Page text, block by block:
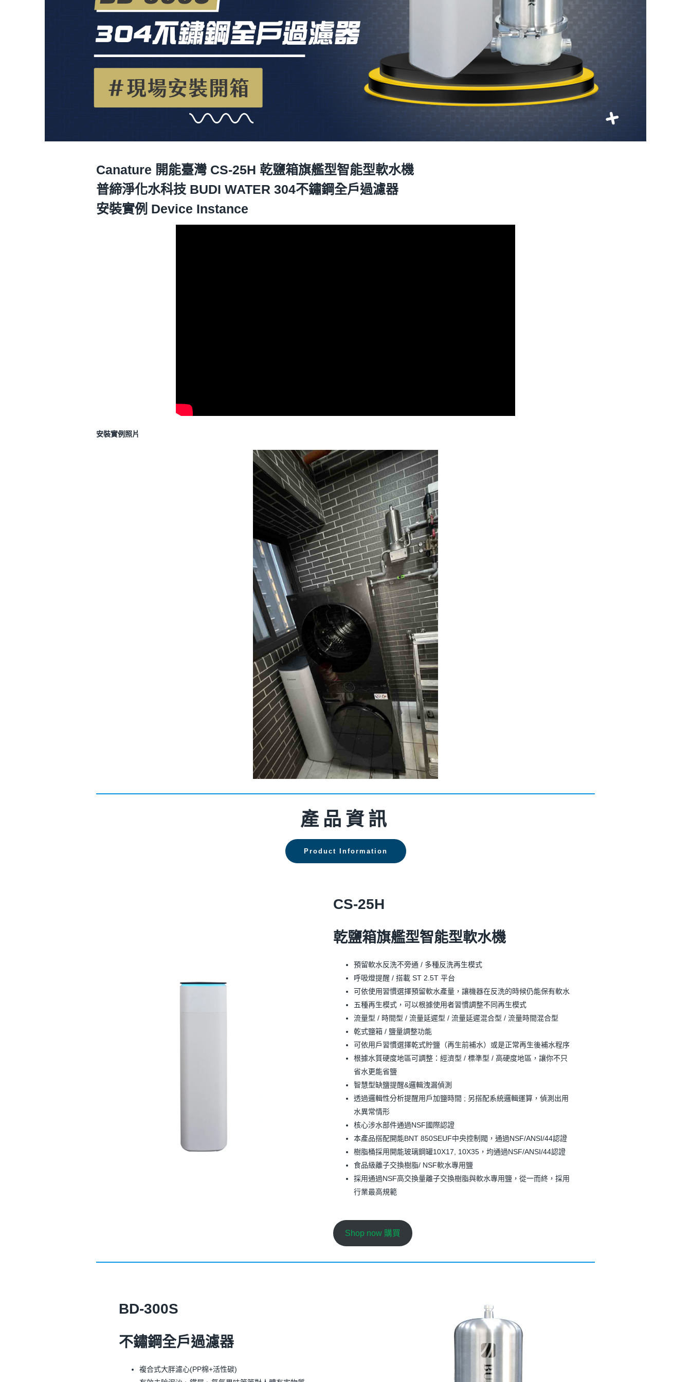
Canature 開能臺灣 CS-25H 乾鹽箱旗艦型智能型軟水機
普締淨化水科技 BUDI WATER 304不鏽鋼全戶過濾器
安裝實例 Device Instance
安裝實例照片
產品資訊
Product Information
CS-25H
乾鹽箱旗艦型智能型軟水機
預留軟水反洗不旁通 / 多種反洗再生模式
呼吸燈提醒 / 搭載 ST 2.5T 平台
可依使用習慣選擇預留軟水產量，讓機器在反洗的時候仍能保有軟水
五種再生模式，可以根據使用者習慣調整不同再生模式
流量型 / 時間型 / 流量延遲型 / 流量延遲混合型 / 流量時間混合型
乾式鹽箱 / 鹽量調整功能
可依用戶習慣選擇乾式貯鹽（再生前補水）或是正常再生後補水程序
根據水質硬度地區可調整：經濟型 / 標準型 / 高硬度地區，讓你不只
省水更能省鹽
智慧型缺鹽提醒&邏輯洩漏偵測
透過邏輯性分析提醒用戶加鹽時間 ; 另搭配系統邏輯運算，偵測出用
水異常情形
核心涉水部件通過NSF國際認證
本產品搭配開能BNT 850SEUF中央控制閥，通過NSF/ANSI/44認證
樹脂桶採用開能玻璃鋼罐10X17, 10X35，均通過NSF/ANSI/44認證
食品級離子交換樹脂/ NSF軟水專用鹽
採用通過NSF高交換量離子交換樹脂與軟水專用鹽，從一而終，採用
行業最高規範
Shop now 購買
BD-300S
不鏽鋼全戶過濾器
複合式大胖濾心(PP棉+活性碳)